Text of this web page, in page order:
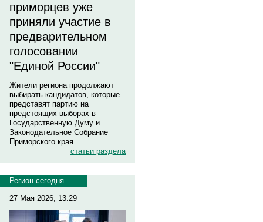
приморцев уже
приняли участие в
предварительном
голосовании
"Единой России"
Жители региона продолжают
выбирать кандидатов, которые
представят партию на
предстоящих выборах в
Государственную Думу и
Законодательное Собрание
Приморского края.
статьи раздела
Регион сегодня
27 Мая 2026, 13:29